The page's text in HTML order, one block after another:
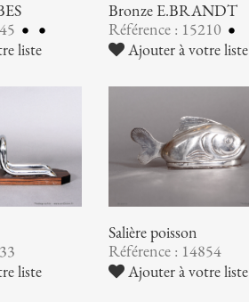
liste
Bronze E.BRANDT
Référence : 15210
Ajouter à votre liste
liste
Salière poisson
Référence : 14854
Ajouter à votre liste